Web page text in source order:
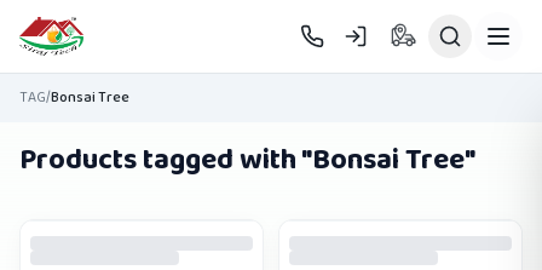
Skip to main content
TAG/Bonsai Tree
Products tagged with "Bonsai Tree"